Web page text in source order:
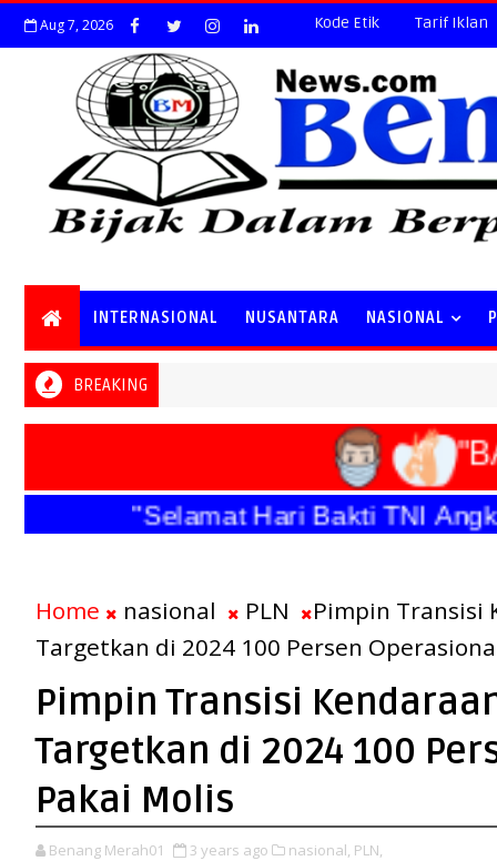
Aug 7, 2026 Kode Etik Tarif Iklan
INTERNASIONAL NUSANTARA NASIONAL
BREAKING
"Selamat Hari Bakti TNI
Home nasional PLN
Pimpin Transisi
Targetkan di 2024 100 Persen
Pimpin Transisi
Targetkan di 2024 100
Pakai Molis
Benang Merah01 3 years ago nasional, PLN,